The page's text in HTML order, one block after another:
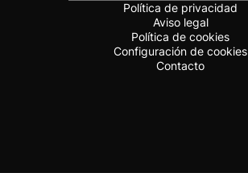
Política de privacidad
Aviso legal
Política de cookies
Configuración de cookies
Contacto